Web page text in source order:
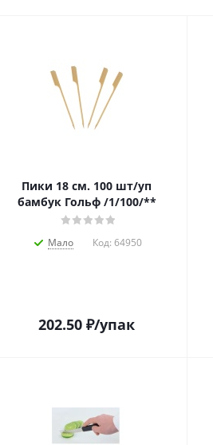
Пики 18 см. 100 шт/уп
бамбук Гольф /1/100/**
Мало Код: 64950
202.50 ₽/упак